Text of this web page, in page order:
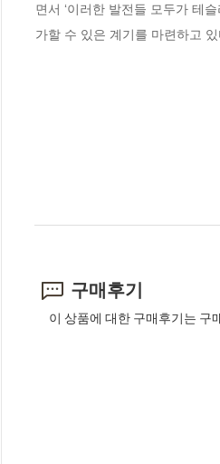
면서 ‘이러한 발전들 모두가 테
가할 수 있은 계기를 마련하고 있
구매후기
이 상품에 대한 구매후기는 구